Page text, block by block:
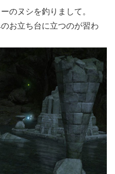
のヌシを釣りまして。
お立ち台に立つのが習わ